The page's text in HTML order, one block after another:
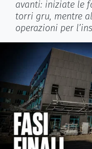
avanti: iniziate le
torri gru, mentre
operazioni per